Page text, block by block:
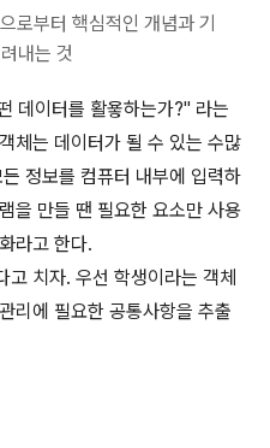
로부터 핵심적인 개념과 기
내는 것
데이터를 활욯하는가?" 라는
체는 데이터가 될 수 있는 수많
정보를 컴퓨터 내부에 입력하
을 만들 땐 필요한 요소만 사용
라고 한다.
고 치자. 우선 학생이라는 객체
리에 필요한 공통사항을 추출